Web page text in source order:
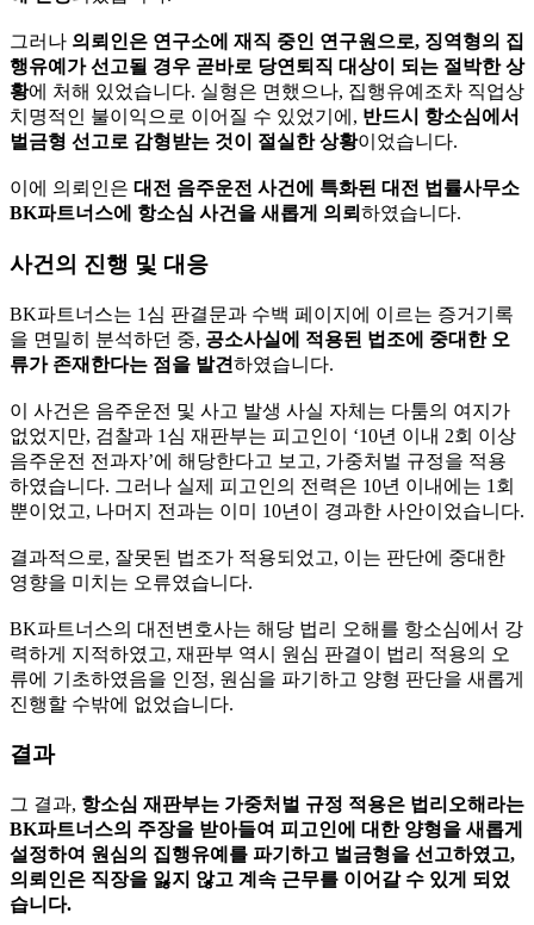
그러나 의뢰인은 연구소에 재직 중인 연구원으로, 징역형의 집
행유예가 선고될 경우 곧바로 당연퇴직 대상이 되는 절박한 상
황에 처해 있었습니다. 실형은 면했으나, 집행유예조차 직업상
치명적인 불이익으로 이어질 수 있었기에, 반드시 항소심에서
벌금형 선고로 감형받는 것이 절실한 상황이었습니다.
이에 의뢰인은 대전 음주운전 사건에 특화된 대전 법률사무소
BK파트너스에 항소심 사건을 새롭게 의뢰하였습니다.
사건의 진행 및 대응
BK파트너스는 1심 판결문과 수백 페이지에 이르는 증거기록
을 면밀히 분석하던 중, 공소사실에 적용된 법조에 중대한 오
류가 존재한다는 점을 발견하였습니다.
이 사건은 음주운전 및 사고 발생 사실 자체는 다툼의 여지가
없었지만, 검찰과 1심 재판부는 피고인이 ‘10년 이내 2회 이상
음주운전 전과자’에 해당한다고 보고, 가중처벌 규정을 적용
하였습니다. 그러나 실제 피고인의 전력은 10년 이내에는 1회
뿐이었고, 나머지 전과는 이미 10년이 경과한 사안이었습니다.
결과적으로, 잘못된 법조가 적용되었고, 이는 판단에 중대한
영향을 미치는 오류였습니다.
BK파트너스의 대전변호사는 해당 법리 오해를 항소심에서 강
력하게 지적하였고, 재판부 역시 원심 판결이 법리 적용의 오
류에 기초하였음을 인정, 원심을 파기하고 양형 판단을 새롭게
진행할 수밖에 없었습니다.
결과
그 결과, 항소심 재판부는 가중처벌 규정 적용은 법리오해라는
BK파트너스의 주장을 받아들여 피고인에 대한 양형을 새롭게
설정하여 원심의 집행유예를 파기하고 벌금형을 선고하였고,
의뢰인은 직장을 잃지 않고 계속 근무를 이어갈 수 있게 되었
습니다.